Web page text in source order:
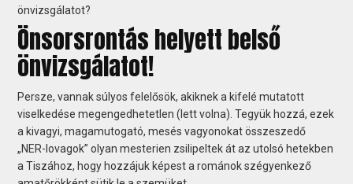
önvizsgálatot?
Önsorsrontás helyett belső
önvizsgálatot!
Persze, vannak súlyos felelősök, akiknek a kifelé mutatott
viselkedése megengedhetetlen (lett volna). Tegyük hozzá, ezek
a kivagyi, magamutogató, mesés vagyonokat összeszedő
„NER-lovagok” olyan mesterien zsilipeltek át az utolsó hetekben
a Tiszához, hogy hozzájuk képest a románok szégyenkező